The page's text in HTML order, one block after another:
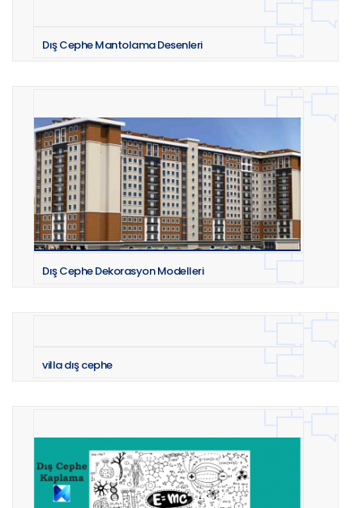
Dış Cephe Mantolama Desenleri
Dış Cephe Dekorasyon Modelleri
villa dış cephe